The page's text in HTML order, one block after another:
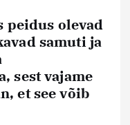
peidus olevad
samuti ja
, sest vajame
et see võib